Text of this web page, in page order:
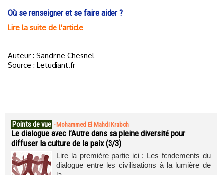
Où se renseigner et se faire aider ?
Lire la suite de l'article
Auteur : Sandrine Chesnel
Source : Letudiant.fr
Points de vue - Mohammed El Mahdi Krabch
Le dialogue avec l’Autre dans sa pleine diversité pour
diffuser la culture de la paix (3/3)
Lire la première partie ici : Les fondements du
dialogue entre les civilisations à la lumière de